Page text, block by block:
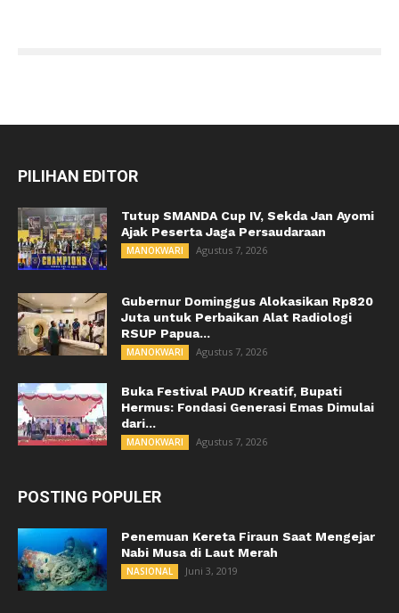
PILIHAN EDITOR
Tutup SMANDA Cup IV, Sekda Jan Ayomi
Ajak Peserta Jaga Persaudaraan
MANOKWARI Agustus 7, 2026
Gubernur Dominggus Alokasikan Rp820
Juta untuk Perbaikan Alat Radiologi
RSUP Papua...
MANOKWARI Agustus 7, 2026
Buka Festival PAUD Kreatif, Bupati
Hermus: Fondasi Generasi Emas Dimulai
dari...
MANOKWARI Agustus 7, 2026
POSTING POPULER
Penemuan Kereta Firaun Saat Mengejar
Nabi Musa di Laut Merah
NASIONAL Juni 3, 2019